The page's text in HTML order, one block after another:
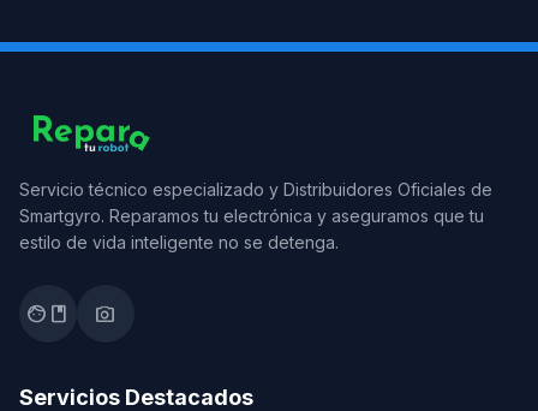
Servicio técnico especializado y Distribuidores Oficiales de
Smartgyro. Reparamos tu electrónica y aseguramos que tu
estilo de vida inteligente no se detenga.
facebook photo_camera
Servicios Destacados